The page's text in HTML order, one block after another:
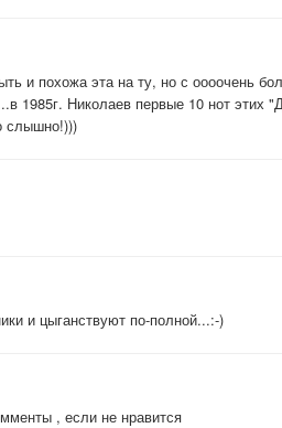
и похожа эта на ту, но с оооочень
1985г. Николаев первые 10 нот этих
слышно!)))
и цыганствуют по-полной...:-)
, если не нравится